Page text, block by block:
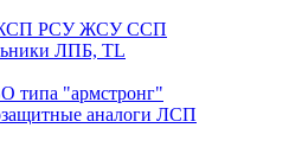
РСУ ЖСУ ССП
ЛПБ, TL
типа "армстронг"
аналоги ЛСП